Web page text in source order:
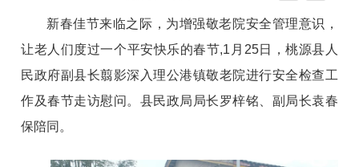
新春佳节来临之际，为增强敬老院安全管理意识，
让老人们度过一个平安快乐的春节,1月25日，桃源县人
民政府副县长翦影深入理公港镇敬老院进行安全检查工
作及春节走访慰问。县民政局局长罗梓铭、副局长袁春
保陪同。